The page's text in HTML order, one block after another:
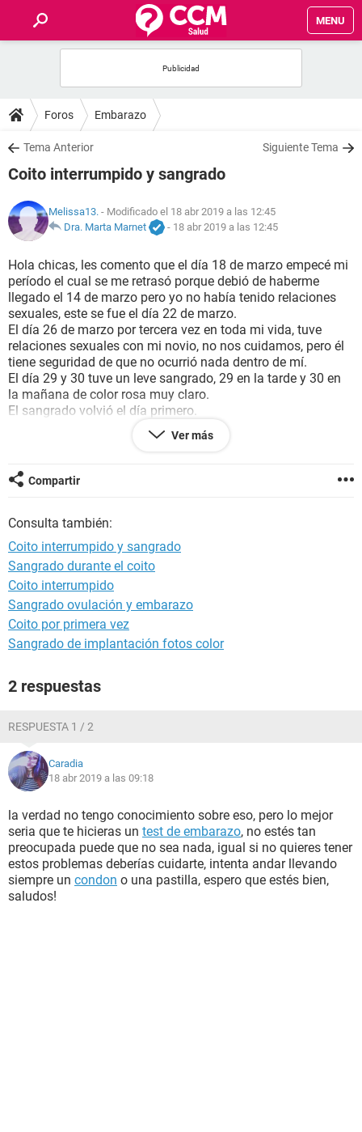
MENU
FOROS
SALUD
NUTRICIÓN
BIENESTAR
SEXUALIDAD
GLOSARIO
Foros Embarazo
Tema Anterior Siguiente Tema
Coito interrumpido y sangrado
Melissa13. - Modificado el 18 abr 2019 a las 12:45
Dra. Marta Marnet
- 18 abr 2019 a las 12:45
Hola chicas, les comento que el día 18 de marzo empecé mi
período el cual se me retrasó porque debió de haberme
llegado el 14 de marzo pero yo no había tenido relaciones
sexuales, este se fue el día 22 de marzo.
El día 26 de marzo por tercera vez en toda mi vida, tuve
relaciones sexuales con mi novio, no nos cuidamos, pero él
tiene seguridad de que no ocurrió nada dentro de mí.
El día 29 y 30 tuve un leve sangrado, 29 en la tarde y 30 en
la mañana de color rosa muy claro.
El sangrado volvió el día primero.
Me preocupa ese sangrado, me gustaría saber si podría ser
un indicio o un síntoma de embarazo, sangrado de
por implantación debió de llegar de 6 a 11 días después y
no.
mes de Abril las fechas 18 o 21. Y no he tenido algún
síntoma de embarazo o algo como achaques y no sé qué
pensar no me he hecho pruebas ni nada.
Ayuda porfa chicas.
Ver más
Compartir
Consulta también:
Coito interrumpido y sangrado
Sangrado durante el coito
Coito interrumpido
Sangrado ovulación y embarazo
Coito por primera vez
Sangrado de implantación fotos color
2 respuestas
RESPUESTA 1 / 2
Caradia
18 abr 2019 a las 09:18
la verdad no tengo conocimiento sobre eso, pero lo mejor
seria que te hicieras un test de embarazo, no estés tan
preocupada puede que no sea nada, igual si no quieres tener
estos problemas deberías cuidarte, intenta andar llevando
siempre un condon o una pastilla, espero que estés bien,
saludos!